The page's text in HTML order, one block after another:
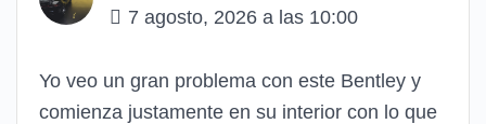
7 agosto, 2026 a las 10:00
Yo veo un gran problema con este Bentley y
comienza justamente en su interior con lo que